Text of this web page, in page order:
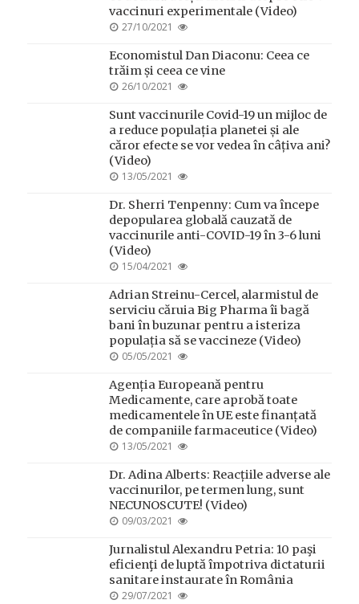
vaccinuri experimentale (Video)
POSTED
27/10/2021
Economistul Dan Diaconu: Ceea ce
trăim și ceea ce vine
POSTED
26/10/2021
Sunt vaccinurile Covid-19 un mijloc de
a reduce populația planetei și ale
căror efecte se vor vedea în câțiva ani?
(Video)
POSTED
13/05/2021
Dr. Sherri Tenpenny: Cum va începe
depopularea globală cauzată de
vaccinurile anti-COVID-19 în 3-6 luni
(Video)
POSTED
15/04/2021
Adrian Streinu-Cercel, alarmistul de
serviciu căruia Big Pharma îi bagă
bani în buzunar pentru a isteriza
populația să se vaccineze (Video)
POSTED
05/05/2021
Agenția Europeană pentru
Medicamente, care aprobă toate
medicamentele în UE este finanțată
de companiile farmaceutice (Video)
POSTED
13/05/2021
Dr. Adina Alberts: Reacțiile adverse ale
vaccinurilor, pe termen lung, sunt
NECUNOSCUTE! (Video)
POSTED
09/03/2021
Jurnalistul Alexandru Petria: 10 paşi
eficienţi de luptă împotriva dictaturii
sanitare instaurate în România
POSTED
29/07/2021